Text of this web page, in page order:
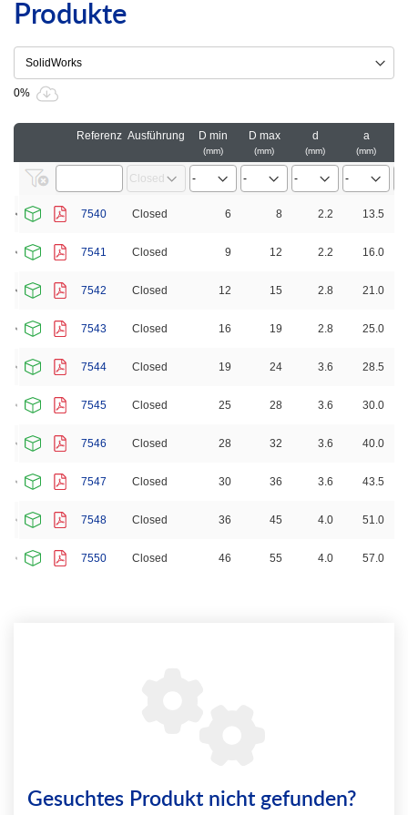
Produkte
0%
Referenz Ausführung D min
mm
D max
mm
d
mm
a
mm
7540 Closed 6 8 2.2 13.5
7541 Closed 9 12 2.2 16.0
7542 Closed 12 15 2.8 21.0
7543 Closed 16 19 2.8 25.0
7544 Closed 19 24 3.6 28.5
7545 Closed 25 28 3.6 30.0
7546 Closed 28 32 3.6 40.0
7547 Closed 30 36 3.6 43.5
7548 Closed 36 45 4.0 51.0
7550 Closed 46 55 4.0 57.0
Gesuchtes Produkt nicht gefunden?